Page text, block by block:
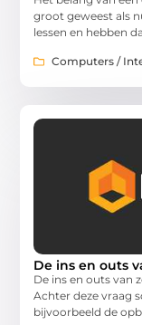
groot geweest als
lessen en hebben
Computers /
De ins en outs
De ins en outs van
Achter deze vraag
bijvoorbeeld de